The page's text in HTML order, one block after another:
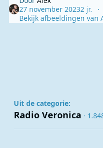
27 november 20232 jr.
Bekijk afbeeldingen van
Uit de categorie:
Radio Veronica ·